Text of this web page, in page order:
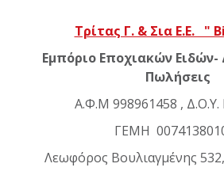
Τρίτας Γ. & Σια Ε.Ε. "
Εμπόριο Εποχιακών Ειδών-
Πωλήσεις
Α.Φ.Μ 998961458 , Δ.Ο.Υ.
ΓΕΜΗ
Λεωφόρος Βουλιαγμένης